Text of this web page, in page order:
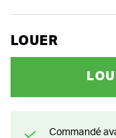
LOUER
Commandé avant 13h pendant la semaine? Livré le